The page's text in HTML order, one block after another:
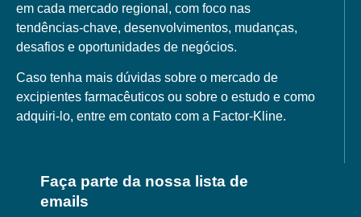
em cada mercado regional, com foco nas
tendências-chave, desenvolvimentos, mudanças,
desafios e oportunidades de negócios.
Caso tenha mais dúvidas sobre o mercado de
excipientes farmacêuticos ou sobre o estudo e como
adquiri-lo, entre em contato com a Factor-Kline.
Faça parte da nossa lista de
emails